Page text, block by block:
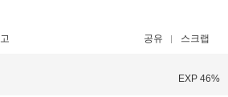
공유 스크랩
EXP 46%